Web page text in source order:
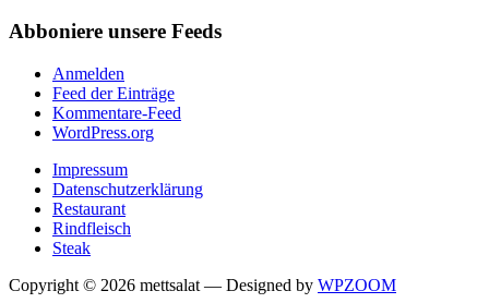
Abboniere unsere Feeds
Anmelden
Feed der Einträge
Kommentare-Feed
WordPress.org
Impressum
Datenschutzerklärung
Restaurant
Rindfleisch
Steak
Copyright © 2026 mettsalat — Designed by WPZOOM